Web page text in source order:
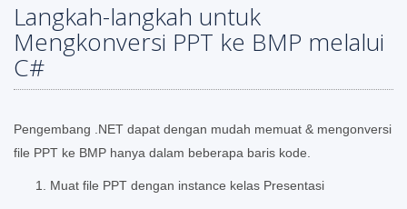
Langkah-langkah untuk
Mengkonversi PPT ke BMP melalui
C#
Pengembang .NET dapat dengan mudah memuat & mengonversi
file PPT ke BMP hanya dalam beberapa baris kode.
Muat file PPT dengan instance kelas Presentasi